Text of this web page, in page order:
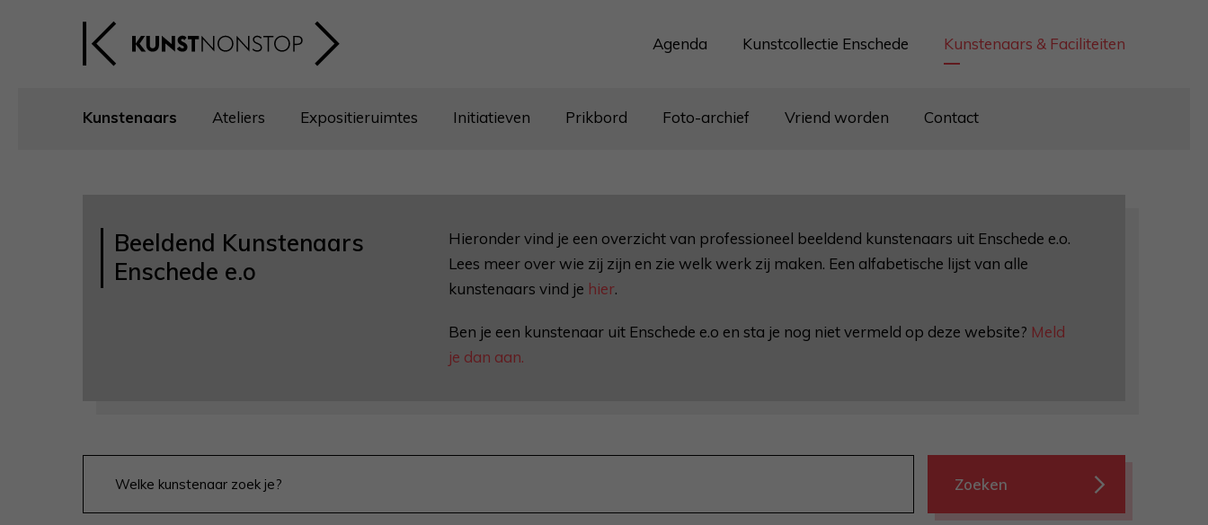
Agenda Kunstcollectie Enschede Kunstenaars & Faciliteiten
Kunstenaars Ateliers Expositieruimtes Initiatieven Prikbord Foto-archief Vriend worden Contact
Beeldend Kunstenaars
Enschede e.o
Hieronder vind je een overzicht van professioneel beeldend kunstenaars uit Enschede e.o.
Lees meer over wie zij zijn en zie welk werk zij maken. Een alfabetische lijst van alle
kunstenaars vind je hier.
Ben je een kunstenaar uit Enschede e.o en sta je nog niet vermeld op deze website? Meld
je dan aan.
Zoeken